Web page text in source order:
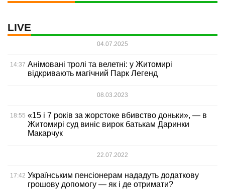
LIVE
04.07.2025
14:37 Анімовані тролі та велетні: у Житомирі
відкривають магічний Парк Легенд
08.03.2023
18:55 «15 і 7 років за жорстоке вбивство доньки», — в
Житомирі суд виніс вирок батькам Даринки
Макарчук
22.07.2022
17:42 Українським пенсіонерам нададуть додаткову
грошову допомогу — як і де отримати?